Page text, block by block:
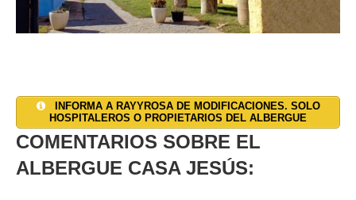
INFORMA A RAYYROSA DE MODIFICACIONES. SOLO
HOSPITALEROS O PROPIETARIOS DEL ALBERGUE
COMENTARIOS SOBRE EL
ALBERGUE CASA JESÚS: